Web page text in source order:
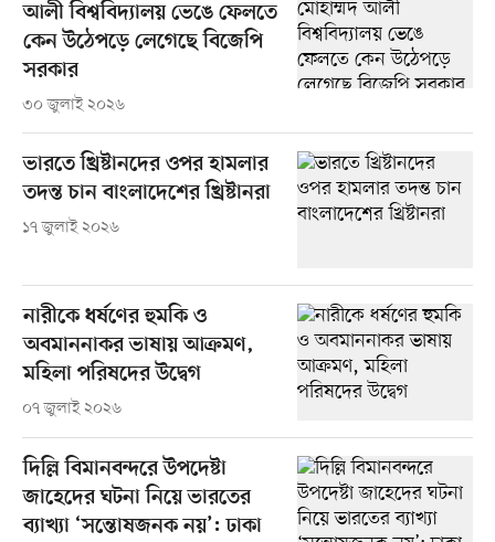
আলী বিশ্ববিদ্যালয় ভেঙে ফেলতে
কেন উঠেপড়ে লেগেছে বিজেপি
সরকার
৩০ জুলাই ২০২৬
ভারতে খ্রিষ্টানদের ওপর হামলার
তদন্ত চান বাংলাদেশের খ্রিষ্টানরা
১৭ জুলাই ২০২৬
নারীকে ধর্ষণের হুমকি ও
অবমাননাকর ভাষায় আক্রমণ,
মহিলা পরিষদের উদ্বেগ
০৭ জুলাই ২০২৬
দিল্লি বিমানবন্দরে উপদেষ্টা
জাহেদের ঘটনা নিয়ে ভারতের
ব্যাখ্যা ‘সন্তোষজনক নয়’: ঢাকা